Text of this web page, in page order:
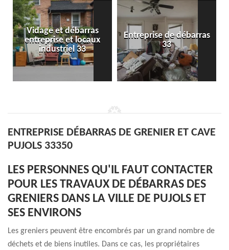
Entreprise de débarras
33
Débarras
d'appartement 33
ENTREPRISE DÉBARRAS DE GRENIER ET CAVE
PUJOLS 33350
LES PERSONNES QU'IL FAUT CONTACTER
POUR LES TRAVAUX DE DÉBARRAS DES
GRENIERS DANS LA VILLE DE PUJOLS ET
SES ENVIRONS
Les greniers peuvent être encombrés par un grand nombre de
déchets et de biens inutiles. Dans ce cas, les propriétaires